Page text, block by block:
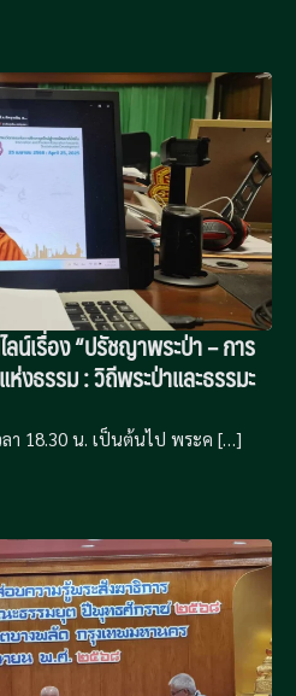
น์เรื่อง “ปรัชญาพระป่า – การ
งธรรม : วิถีพระป่าและธรรมะ
า 18.30 น. เป็นต้นไป พระค […]